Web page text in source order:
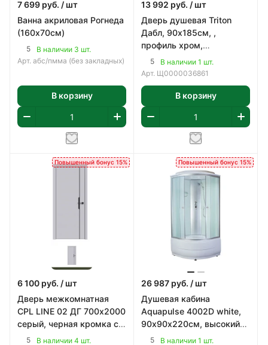
7 699 руб. / шт
Ванна акриловая Рогнеда
(160х70см)
5
В наличии 3 шт.
Арт. абс/пмма (без закладных)
В корзину
13 992 руб. / шт
Дверь душевая Triton
Дабл, 90х185см, ,
профиль хром,
прозрачное 5мм.
5
В наличии 1 шт.
Арт. Щ0000036861
В корзину
Повышенный бонус 15%
6 100 руб. / шт
Дверь межкомнатная
CPL LINE 02 ДГ 700х2000
серый, черная кромка с
4-х сторон, ПВХ
5
В наличии 4 шт.
Повышенный бонус 15%
26 987 руб. / шт
Душевая кабина
Aquapulse 4002D white,
90х90х220см, высокий
поддон, белые стенки,
5
В наличии 1 шт.